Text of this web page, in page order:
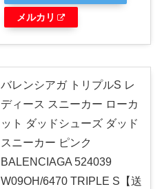
メルカリ
バレンシアガ トリプルS レ
ディース スニーカー ローカ
ット ダッドシューズ ダッド
スニーカー ピンク
BALENCIAGA 524039
W09OH/6470 TRIPLE S【送